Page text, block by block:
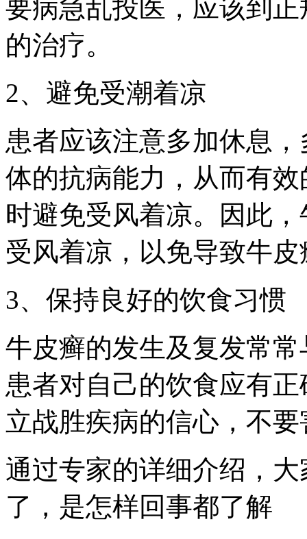
要病急乱投医，应该到
的治疗。
2、避免受潮着凉
患者应该注意多加休息
体的抗病能力，从而有
时避免受风着凉。因此
受风着凉，以免导致牛
3、保持良好的饮食习惯
牛皮癣的发生及复发常
患者对自己的饮食应有
立战胜疾病的信心，不
通过专家的详细介绍，
了，是怎样回事都了解